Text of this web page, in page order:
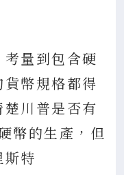
量到包含硬
幣規格都得
川普是否有
幣的生產，但
特